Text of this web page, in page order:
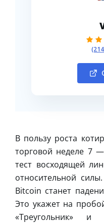
В пользу роста
торговой неделе 7
тест восходящей
относительной
Bitcoin станет
Это укажет на
«Треугольник» и